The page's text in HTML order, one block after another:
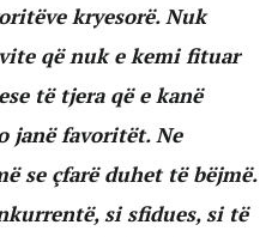
kryesorë. Nuk
që nuk e kemi fituar
të tjera që e kanë
janë favoritët. Ne
se çfarë duhet të bëjmë.
si sfidues, si të